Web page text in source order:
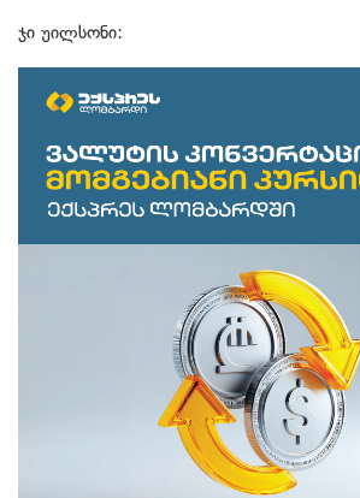
ჯი უილსონი: